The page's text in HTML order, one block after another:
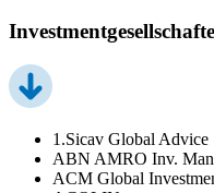
1.Sicav Global Advice
ABN AMRO Inv.
ACM Global